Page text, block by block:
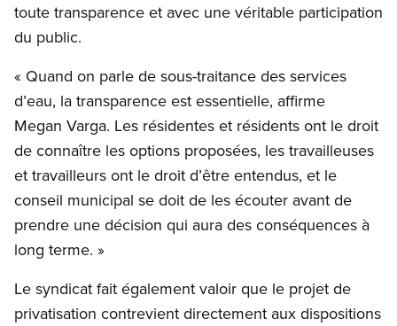
toute transparence et avec une véritable participation
du public.
« Quand on parle de sous-traitance des services
d’eau, la transparence est essentielle, affirme
Megan Varga. Les résidentes et résidents ont le droit
de connaître les options proposées, les travailleuses
et travailleurs ont le droit d’être entendus, et le
conseil municipal se doit de les écouter avant de
prendre une décision qui aura des conséquences à
long terme. »
Le syndicat fait également valoir que le projet de
privatisation contrevient directement aux dispositions